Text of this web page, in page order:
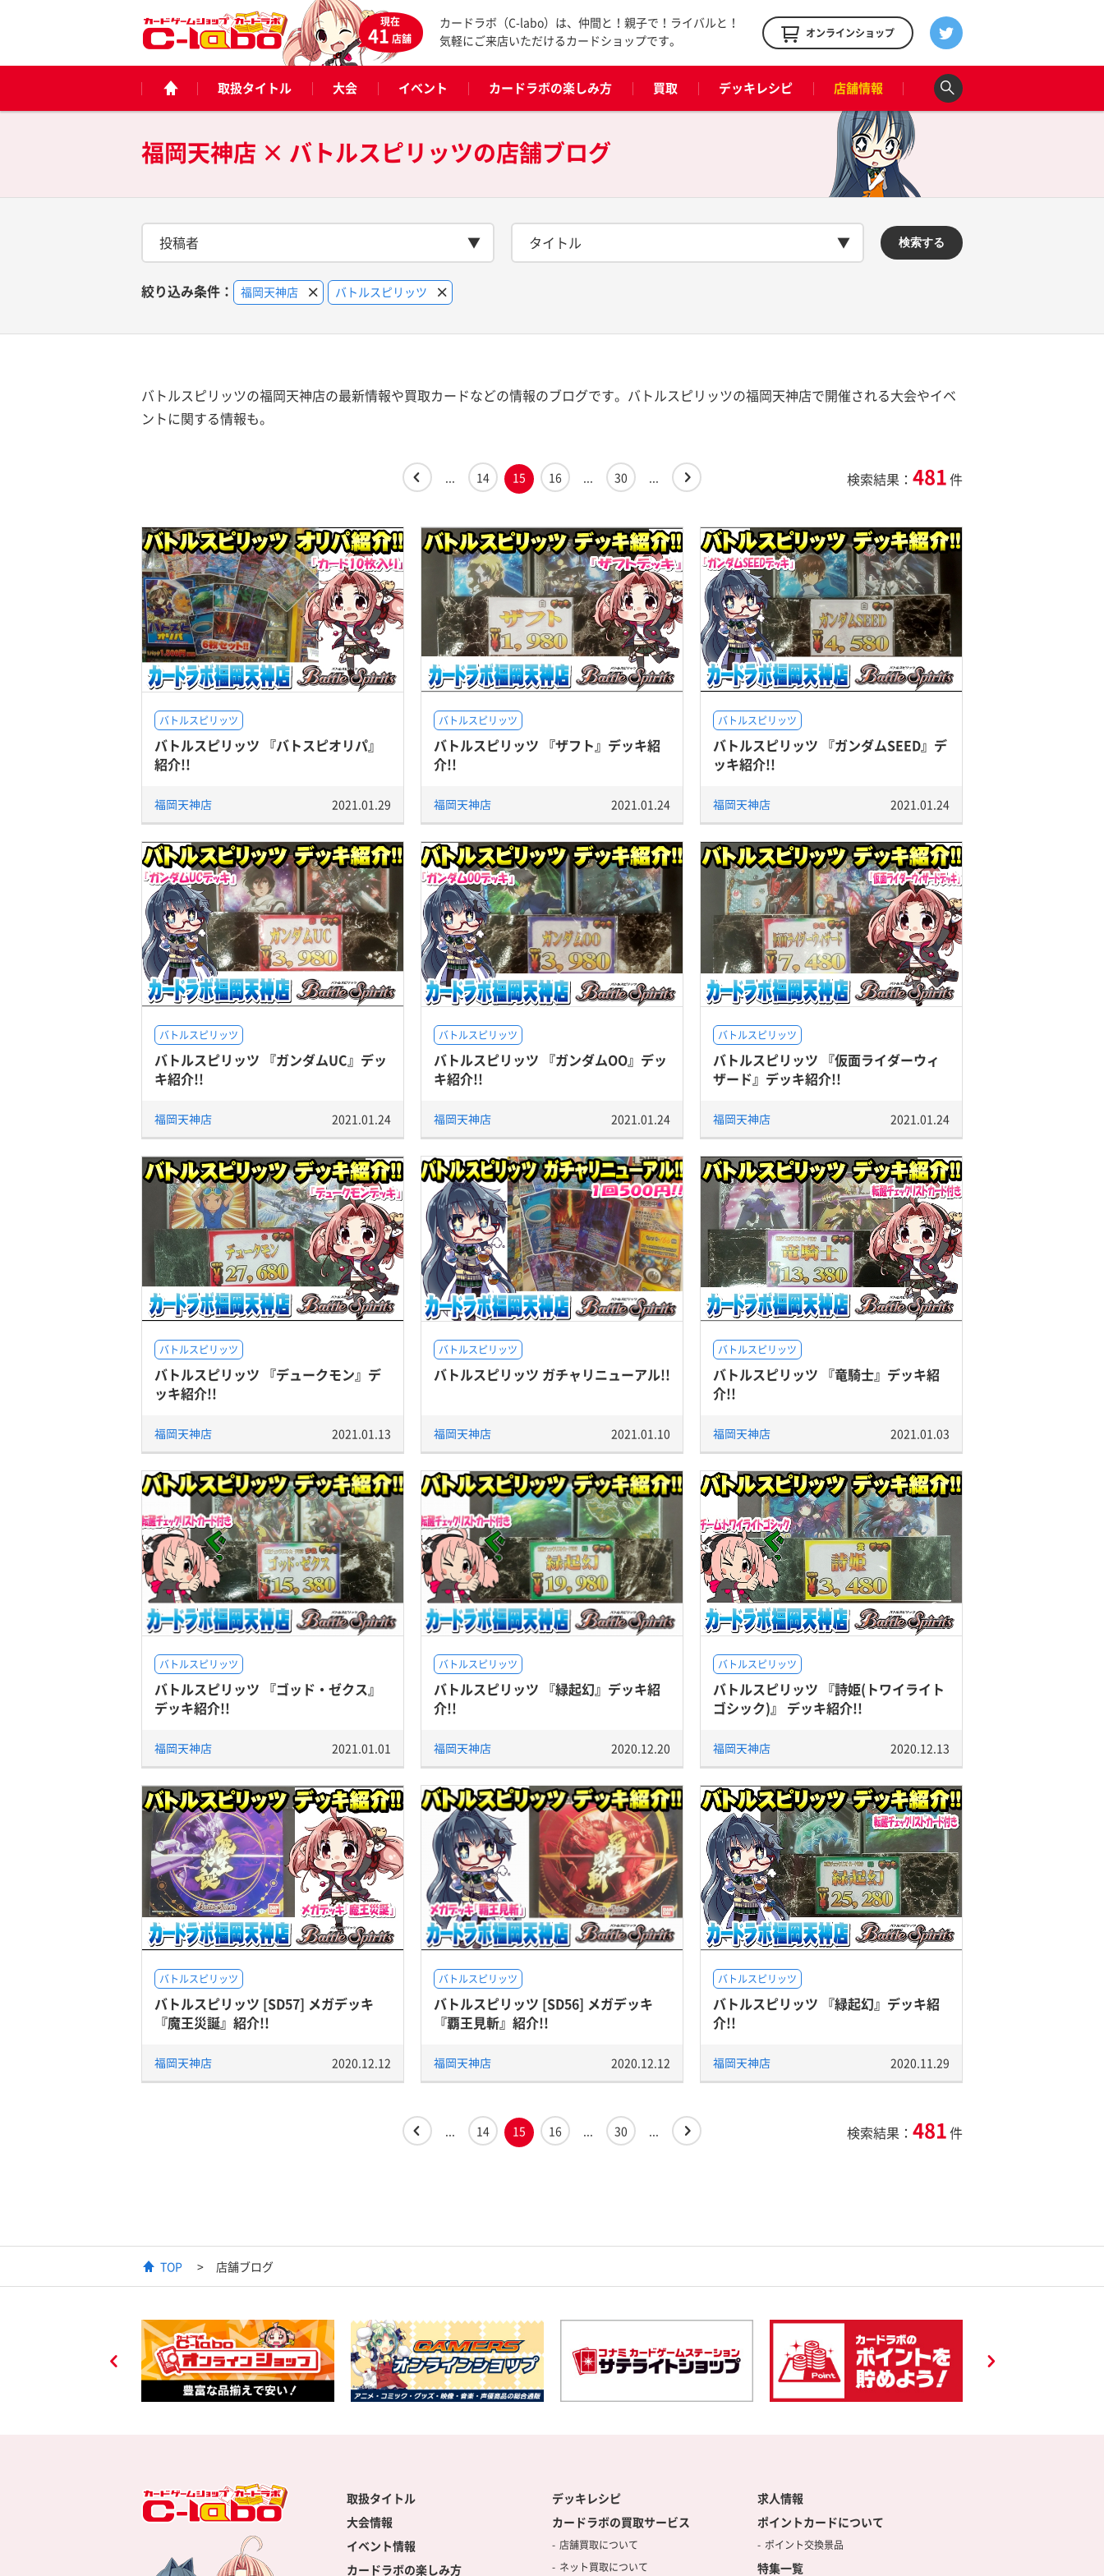
現在
41店舗
カードラボ（C-labo）は、仲間と！親子で！ライバルと！
気軽にご来店いただけるカードショップです。
オンラインショップ
取扱タイトル 大会 イベント カードラボの楽しみ方 買取 デッキレシピ 店舗情報
福岡天神店 × バトルスピリッツの店舗ブログ
投稿者 タイトル 検索する
絞り込み条件： 福岡天神店 バトルスピリッツ
バトルスピリッツの福岡天神店の最新情報や買取カードなどの情報のブログです。バトルスピリッツの福岡天神店で開催される大会やイベ
ントに関する情報も。
... 14 15 16 ... 30 ... 検索結果： 481件
バトルスピリッツ
バトルスピリッツ 『バトスピオリパ』
紹介!!
福岡天神店 2021.01.29
バトルスピリッツ
バトルスピリッツ 『ザフト』デッキ紹
介!!
福岡天神店 2021.01.24
バトルスピリッツ
バトルスピリッツ 『ガンダムSEED』デ
ッキ紹介!!
福岡天神店 2021.01.24
バトルスピリッツ
バトルスピリッツ 『ガンダムUC』デッ
キ紹介!!
福岡天神店 2021.01.24
バトルスピリッツ
バトルスピリッツ 『ガンダムOO』デッ
キ紹介!!
福岡天神店 2021.01.24
バトルスピリッツ
バトルスピリッツ 『仮面ライダーウィ
ザード』デッキ紹介!!
福岡天神店 2021.01.24
バトルスピリッツ
バトルスピリッツ 『デュークモン』デ
ッキ紹介!!
福岡天神店 2021.01.13
バトルスピリッツ
バトルスピリッツ ガチャリニューアル!!
福岡天神店 2021.01.10
バトルスピリッツ
バトルスピリッツ 『竜騎士』デッキ紹
介!!
福岡天神店 2021.01.03
バトルスピリッツ
バトルスピリッツ 『ゴッド・ゼクス』
デッキ紹介!!
福岡天神店 2021.01.01
バトルスピリッツ
バトルスピリッツ 『緑起幻』デッキ紹
介!!
福岡天神店 2020.12.20
バトルスピリッツ
バトルスピリッツ 『詩姫(トワイライト
ゴシック)』 デッキ紹介!!
福岡天神店 2020.12.13
バトルスピリッツ
バトルスピリッツ [SD57] メガデッキ
『魔王災誕』紹介!!
福岡天神店 2020.12.12
バトルスピリッツ
バトルスピリッツ [SD56] メガデッキ
『覇王見斬』紹介!!
福岡天神店 2020.12.12
バトルスピリッツ
バトルスピリッツ 『緑起幻』デッキ紹
介!!
福岡天神店 2020.11.29
... 14 15 16 ... 30 ... 検索結果： 481件
TOP 店舗ブログ
取扱タイトル
大会情報
イベント情報
カードラボの楽しみ方
デッキレシピ
カードラボの買取サービス
店舗買取について
ネット買取について
求人情報
ポイントカードについて
ポイント交換景品
特集一覧